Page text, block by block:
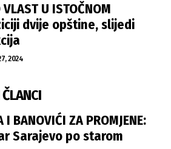
U ISTOČNOM
dvije opštine, slijedi
2024
I BANOVIĆI ZA PROMJENE:
Sarajevo po starom